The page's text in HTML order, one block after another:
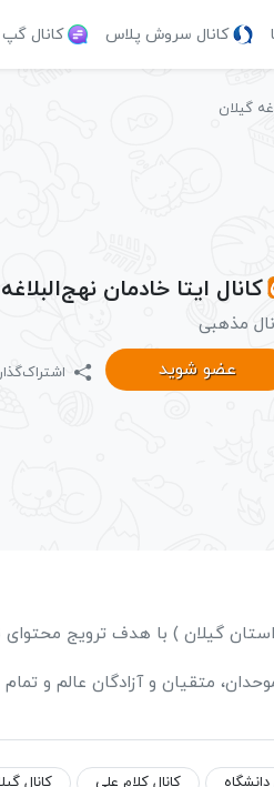
کانال سروش پلاس کانال گپ
گیلان
کانال ایتا خادمان
مذهبی
عضو شوید
استان گیلان ) با هدف ترویج
موحدان، متقیان و آزادگان عالم و
دانشگاه کانال کلام علی کانال